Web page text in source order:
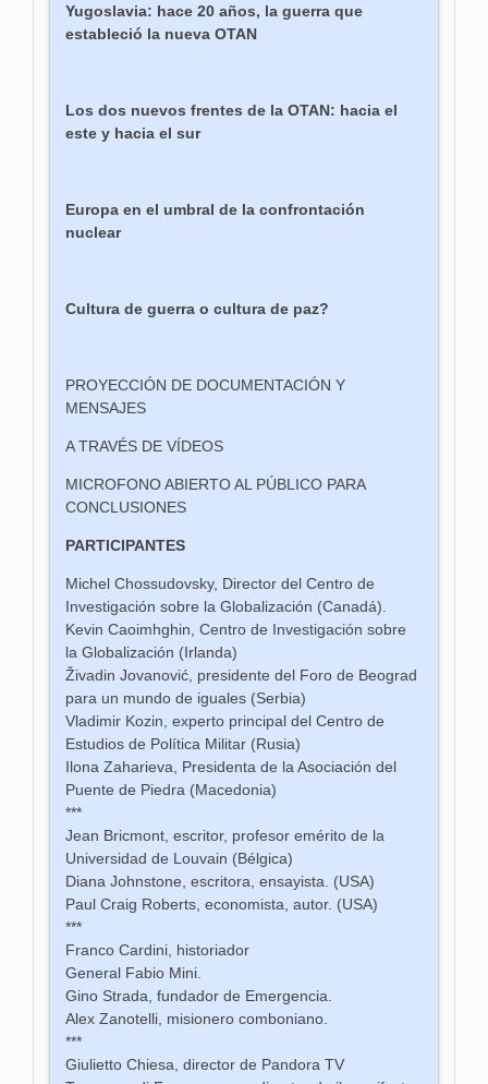
Yugoslavia: hace 20 años, la guerra que
estableció la nueva OTAN
Los dos nuevos frentes de la OTAN: hacia el
este y hacia el sur
Europa en el umbral de la confrontación
nuclear
Cultura de guerra o cultura de paz?
PROYECCIÓN DE DOCUMENTACIÓN Y
MENSAJES
A TRAVÉS DE VÍDEOS
MICROFONO ABIERTO AL PÚBLICO PARA
CONCLUSIONES
PARTICIPANTES
Michel Chossudovsky, Director del Centro de
Investigación sobre la Globalización (Canadá).
Kevin Caoimhghin, Centro de Investigación sobre
la Globalización (Irlanda)
Živadin Jovanović, presidente del Foro de Beograd
para un mundo de iguales (Serbia)
Vladimir Kozin, experto principal del Centro de
Estudios de Política Militar (Rusia)
Ilona Zaharieva, Presidenta de la Asociación del
Puente de Piedra (Macedonia)
***
Jean Bricmont, escritor, profesor emérito de la
Universidad de Louvain (Bélgica)
Diana Johnstone, escritora, ensayista. (USA)
Paul Craig Roberts, economista, autor. (USA)
***
Franco Cardini, historiador
General Fabio Mini.
Gino Strada, fundador de Emergencia.
Alex Zanotelli, misionero comboniano.
***
Giulietto Chiesa, director de Pandora TV